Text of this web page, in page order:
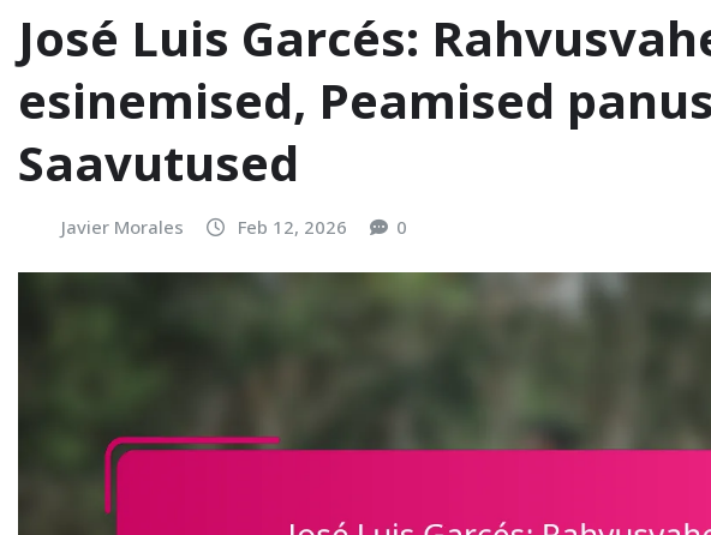
José Luis Garcés:
esinemised, Peamised
Saavutused
Javier Morales Feb 12, 2026 0